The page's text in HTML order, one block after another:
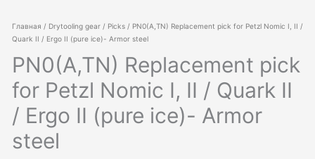
Главная / Drytooling gear/ Picks/ PN0(A,TN) Replacement pick for Petzl Nomic I, II /
Quark II / Ergo II (pure ice)- Armor steel
PN0(A,TN) Replacement pick
for Petzl Nomic I, II / Quark II
/ Ergo II (pure ice)- Armor
steel